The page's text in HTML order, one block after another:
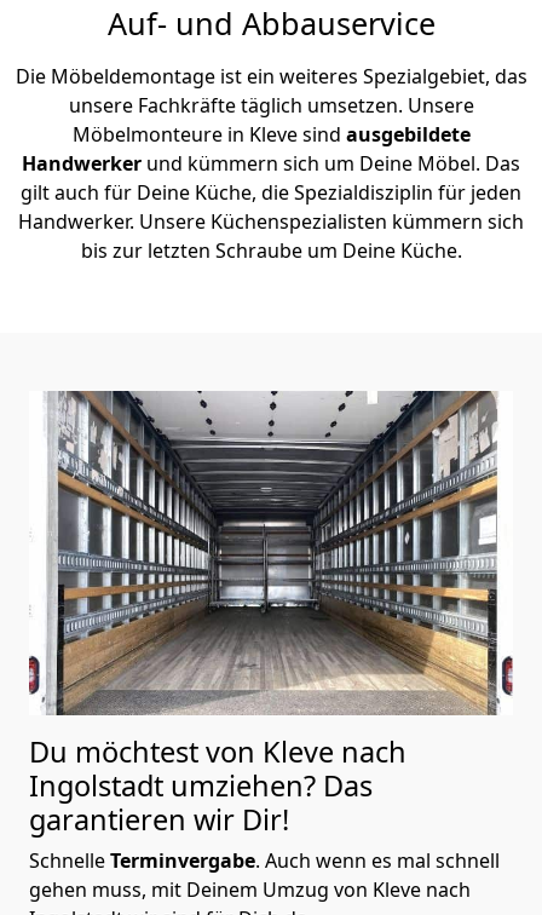
Auf- und Abbauservice
Die Möbeldemontage ist ein weiteres Spezialgebiet, das
unsere Fachkräfte täglich umsetzen. Unsere
Möbelmonteure in Kleve sind ausgebildete
Handwerker und kümmern sich um Deine Möbel. Das
gilt auch für Deine Küche, die Spezialdisziplin für jeden
Handwerker. Unsere Küchenspezialisten kümmern sich
bis zur letzten Schraube um Deine Küche.
Du möchtest von Kleve nach
Ingolstadt umziehen? Das
garantieren wir Dir!
SchnelleTerminvergabe. Auch wenn es mal schnell
gehen muss, mit Deinem Umzug von Kleve nach